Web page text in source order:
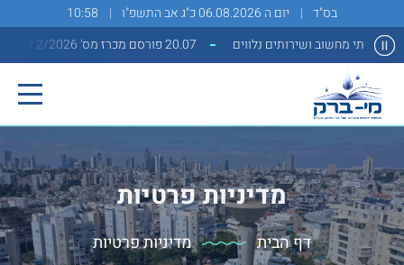
בס"ד יום ה 06.08.2026 כ"ג אב התשפ"ו
10:58
20.07 פורסם מכרז מס' 2/2026 למתן שירותי מחשוב ושירותים נלווים
מדיניות פרטיות
דף הבית מדיניות פרטיות